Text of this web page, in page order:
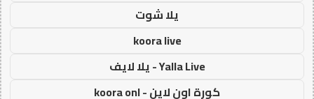
يلا شوت
koora live
Yalla Live - يلا لايف
كورة اون لاين - koora onl